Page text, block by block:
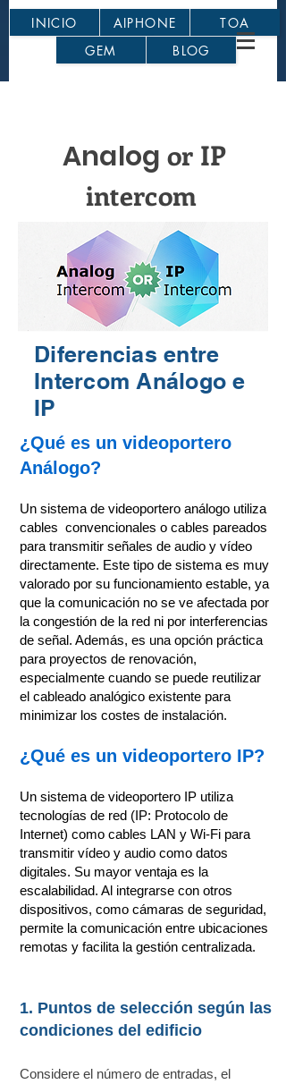
INICIO AIPHONE
TOA
GEM
BLOG
Analog or IP
intercom
Diferencias entre
Intercom Análogo e
IP
¿Qué es un videoportero
Análogo?
Un sistema de videoportero análogo utiliza
cables convencionales o cables pareados
para transmitir señales de audio y vídeo
directamente. Este tipo de sistema es muy
valorado por su funcionamiento estable, ya
que la comunicación no se ve afectada por
la congestión de la red ni por interferencias
de señal. Además, es una opción práctica
para proyectos de renovación,
especialmente cuando se puede reutilizar
el cableado analógico existente para
minimizar los costes de instalación.
¿Qué es un videoportero IP?
Un sistema de videoportero IP utiliza
tecnologías de red (IP: Protocolo de
Internet) como cables LAN y Wi-Fi para
transmitir vídeo y audio como datos
digitales. Su mayor ventaja es la
escalabilidad. Al integrarse con otros
dispositivos, como cámaras de seguridad,
permite la comunicación entre ubicaciones
remotas y facilita la gestión centralizada.
1. Puntos de selección según las
condiciones del edificio
Considere el número de entradas, el